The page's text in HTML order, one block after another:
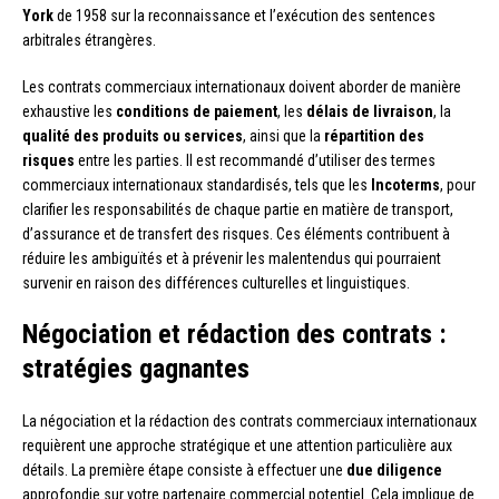
Yorkde 1958 sur la reconnaissance et l’exécution des sentences
arbitrales étrangères.
Les contrats commerciaux internationaux doivent aborder de manière
exhaustive les conditions de paiement, les délais de livraison, la
qualité des produits ou services, ainsi que la répartition des
risques entre les parties. Il est recommandé d’utiliser des termes
commerciaux internationaux standardisés, tels que les Incoterms, pour
clarifier les responsabilités de chaque partie en matière de transport,
d’assurance et de transfert des risques. Ces éléments contribuent à
réduire les ambiguïtés et à prévenir les malentendus qui pourraient
survenir en raison des différences culturelles et linguistiques.
Négociation et rédaction des contrats :
stratégies gagnantes
La négociation et la rédaction des contrats commerciaux internationaux
requièrent une approche stratégique et une attention particulière aux
détails. La première étape consiste à effectuer une due diligence
approfondie sur votre partenaire commercial potentiel. Cela implique de